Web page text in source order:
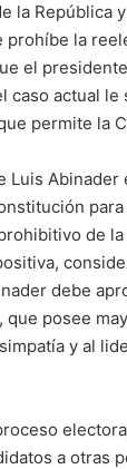
la República
prohíbe la
el
caso actual le
permite la
Luis Abinader
de
debe
que posee
y al
a otras